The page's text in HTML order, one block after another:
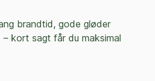
brandtid, gode gløder
kort sagt får du maksimal